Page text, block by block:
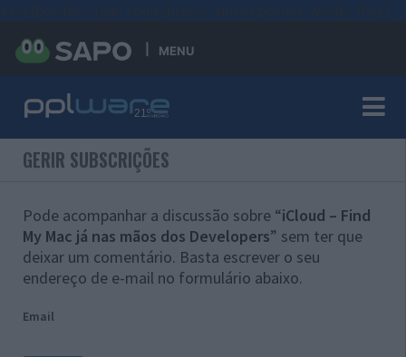
MENU
GERIR SUBSCRIÇÕES
Pode acompanhar a discussão sobre “iCloud – Find
My Mac já nas mãos dos Developers” sem ter que
deixar um comentário. Basta escrever o seu
endereço de e-mail no formulário abaixo.
Email